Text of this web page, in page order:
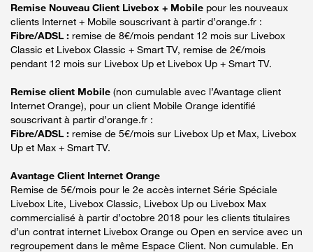
Remise Nouveau Client Livebox + Mobile pour les nouveaux
clients Internet + Mobile souscrivant à partir d’orange.fr :
Fibre/ADSL : remise de 8€/mois pendant 12 mois sur Livebox
Classic et Livebox Classic + Smart TV, remise de 2€/mois
pendant 12 mois sur Livebox Up et Livebox Up + Smart TV.
Remise client Mobile (non cumulable avec l’Avantage client
Internet Orange), pour un client Mobile Orange identifié
souscrivant à partir d’orange.fr :
Fibre/ADSL : remise de 5€/mois sur Livebox Up et Max, Livebox
Up et Max + Smart TV.
Avantage Client Internet Orange
Remise de 5€/mois pour le 2e accès internet Série Spéciale
Livebox Lite, Livebox Classic, Livebox Up ou Livebox Max
commercialisé à partir d’octobre 2018 pour les clients titulaires
d’un contrat internet Livebox Orange ou Open en service avec un
regroupement dans le même Espace Client. Non cumulable. En